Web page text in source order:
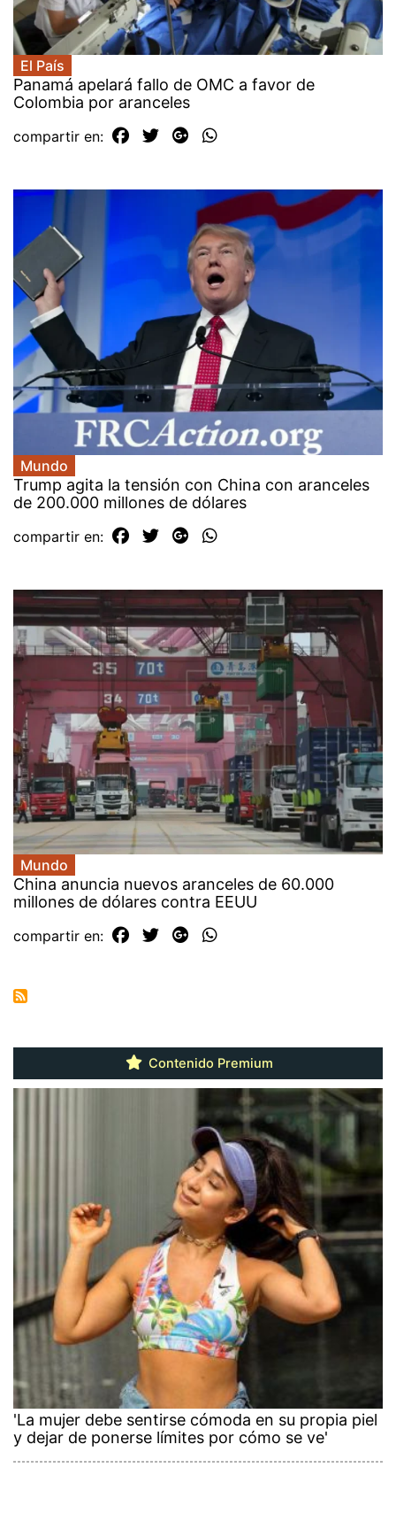
El País
Panamá apelará fallo de OMC a favor de
Colombia por aranceles
compartir en:
Mundo
Trump agita la tensión con China con aranceles
de 200.000 millones de dólares
compartir en:
Mundo
China anuncia nuevos aranceles de 60.000
millones de dólares contra EEUU
compartir en:
Contenido Premium
'La mujer debe sentirse cómoda en su propia piel
y dejar de ponerse límites por cómo se ve'